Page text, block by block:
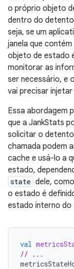
o próprio objeto
dentro do
seja, se um
janela que
objeto de estado
monitorar as
ser necessário, e
vai precisar
Essa abordagem
que a JankStats
solicitar o
chamada podem
cache e usá-lo a
estado,
state dele,
o estado é
estado interno do
val
// ...